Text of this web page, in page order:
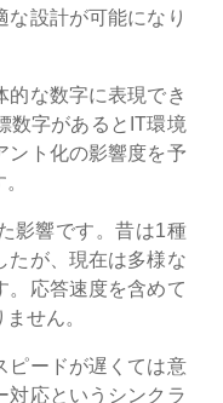
な設計が可能になり
的な数字に表現でき
数字があるとIT環境
ント化の影響度を予
影響です。昔は1種
たが、現在は多様な
。応答速度を含めて
せん。
ピードが遅くては意
対応というシンクラ